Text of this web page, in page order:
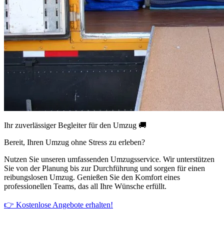
Ihr zuverlässiger Begleiter für den Umzug 🚚
Bereit, Ihren Umzug ohne Stress zu erleben?
Nutzen Sie unseren umfassenden Umzugsservice. Wir unterstützen
Sie von der Planung bis zur Durchführung und sorgen für einen
reibungslosen Umzug. Genießen Sie den Komfort eines
professionellen Teams, das all Ihre Wünsche erfüllt.
👉 Kostenlose Angebote erhalten!